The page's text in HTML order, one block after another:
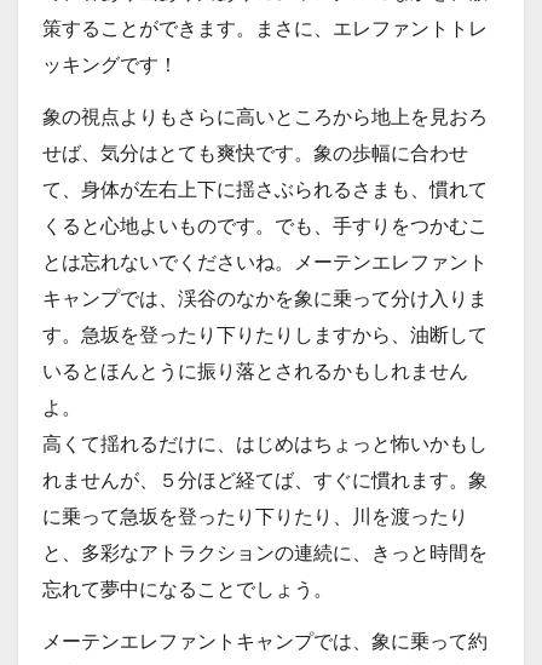
策することができます。まさに、エレファントトレ
ッキングです！
象の視点よりもさらに高いところから地上を見おろ
せば、気分はとても爽快です。象の歩幅に合わせ
て、身体が左右上下に揺さぶられるさまも、慣れて
くると心地よいものです。でも、手すりをつかむこ
とは忘れないでくださいね。メーテンエレファント
キャンプでは、渓谷のなかを象に乗って分け入りま
す。急坂を登ったり下りたりしますから、油断して
いるとほんとうに振り落とされるかもしれません
よ。
高くて揺れるだけに、はじめはちょっと怖いかもし
れませんが、５分ほど経てば、すぐに慣れます。象
に乗って急坂を登ったり下りたり、川を渡ったり
と、多彩なアトラクションの連続に、きっと時間を
忘れて夢中になることでしょう。
メーテンエレファントキャンプでは、象に乗って約